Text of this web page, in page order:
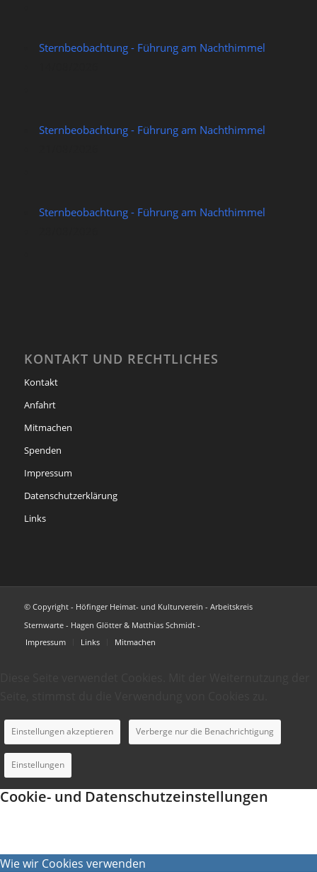
Sternbeobachtung - Führung am Nachthimmel
Sternbeobachtung - Führung am Nachthimmel
Sternbeobachtung - Führung am Nachthimmel
KONTAKT UND RECHTLICHES
Kontakt
Anfahrt
Mitmachen
Spenden
Impressum
Datenschutzerklärung
Links
© Copyright - Höfinger Heimat- und Kulturverein - Arbeitskreis
Sternwarte - Hagen Glötter & Matthias Schmidt -
Impressum
Links Mitmachen
Einstellungen akzeptieren Verberge nur die Benachrichtigung
Einstellungen
Cookie- und Datenschutzeinstellungen
Wie wir Cookies verwenden